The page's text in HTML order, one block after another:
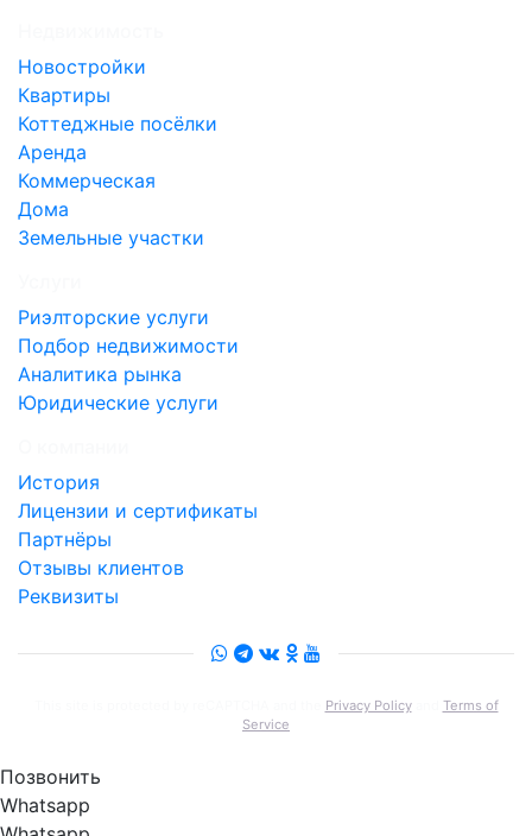
Новостройки
Квартиры
Коттеджные посёлки
Аренда
Коммерческая
Дома
Земельные участки
Риэлторские услуги
Подбор недвижимости
Аналитика рынка
Юридические услуги
История
Лицензии и сертификаты
Партнёры
Отзывы клиентов
Реквизиты
Privacy Policyand Terms of
Service
Позвонить
Whatsapp